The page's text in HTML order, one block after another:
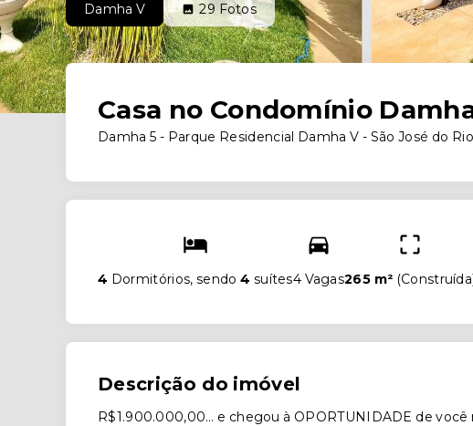
Damha V 29Fotos
Casa no Condomínio
Damha 5 - Parque Residencial Damha V - São José do
4 Dormitórios, sendo4 suítes4 Vagas265 m² (Construída
Descrição do imóvel
R$1.900.000,00… e chegou à OPORTUNIDADE de